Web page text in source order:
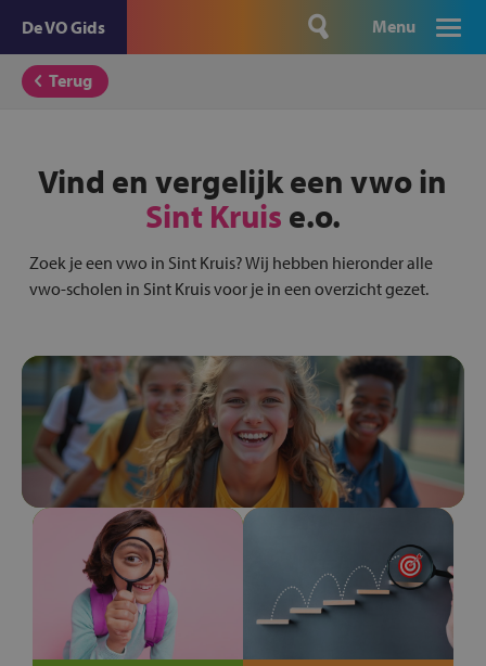
De VO Gids Menu
Terug
Vind en vergelijk een vwo in
Sint Kruis e.o.
Zoek je een vwo in Sint Kruis? Wij hebben hieronder alle
vwo-scholen in Sint Kruis voor je in een overzicht gezet.